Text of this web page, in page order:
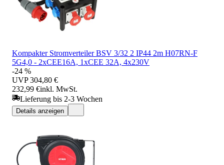
Kompakter Stromverteiler BSV 3/32 2 IP44 2m H07RN-F
5G4,0 - 2xCEE16A, 1xCEE 32A, 4x230V
-24 %
UVP 304,80 €
232,99 €inkl. MwSt.
Lieferung bis 2-3 Wochen
Details anzeigen